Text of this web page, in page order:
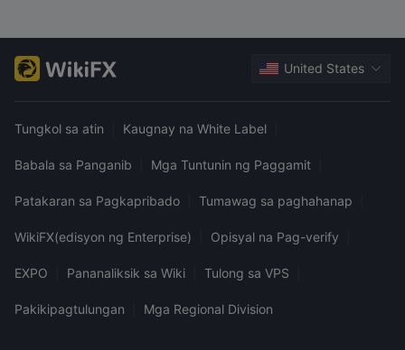
United States
Tungkol sa atin Kaugnay na White Label
Babala sa Panganib Mga Tuntunin ng Paggamit
Patakaran sa Pagkapribado Tumawag sa paghahanap
WikiFX(edisyon ng Enterprise) Opisyal na Pag-verify
EXPO Pananaliksik sa Wiki Tulong sa VPS
Pakikipagtulungan Mga Regional Division